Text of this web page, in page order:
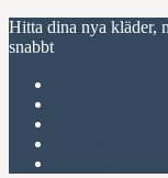
Hitta dina nya kläder,
snabbt